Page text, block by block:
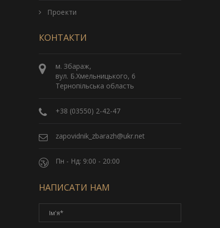
Проекти
КОНТАКТИ
м. Збараж,
вул. Б.Хмельницького, 6
Тернопільська область
+38 (03550) 2-42-47
zapovidnik_zbarazh@ukr.net
Пн - Нд: 9:00 - 20:00
НАПИСАТИ НАМ